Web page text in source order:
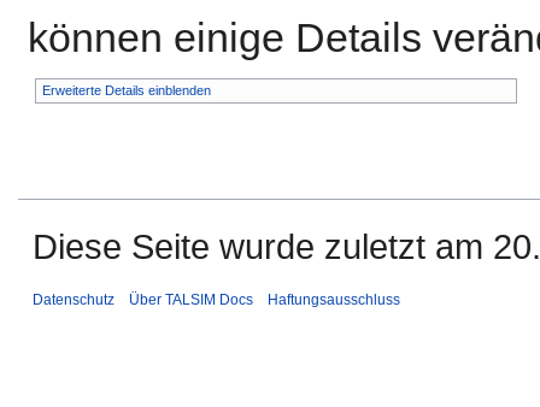
können einige Details
Erweiterte Details einblenden
Diese Seite wurde zuletzt am
Datenschutz Über TALSIM Docs Haftungsausschluss